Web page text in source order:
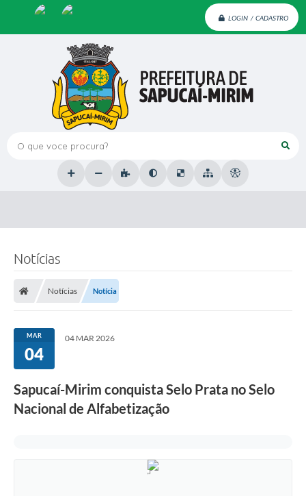
LOGIN / CADASTRO
O que voce procura?
Notícias
Notícias Notícia
MAR
04
04 MAR 2026
Sapucaí-Mirim conquista Selo Prata no Selo
Nacional de Alfabetização